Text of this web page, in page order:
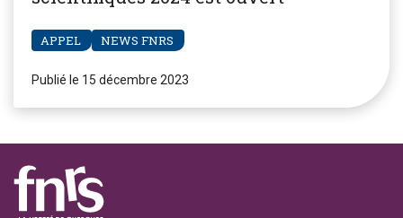
APPEL NEWS FNRS
Publié le 15 décembre 2023